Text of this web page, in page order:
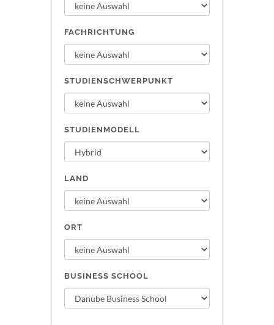
FACHRICHTUNG
STUDIENSCHWERPUNKT
STUDIENMODELL
LAND
ORT
BUSINESS SCHOOL